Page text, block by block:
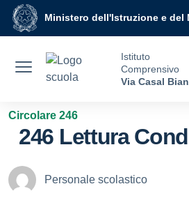
Vai ai contenuti
Vai al menu di navigazione
Vai al footer
Ministero dell'Istruzione e del
Istituto
Comprensivo
Via Casal
Circolare 246
246 Lettura
Personale scolastico